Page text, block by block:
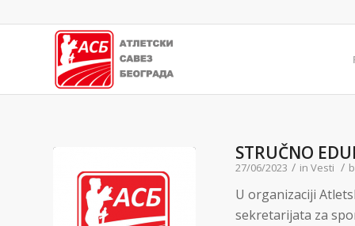
STRUČNO
27/06/2023 / in Vesti /
U organizaciji
sekretarijata za